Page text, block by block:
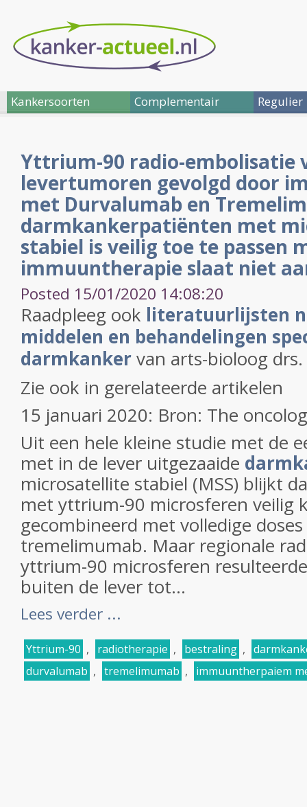
Kankersoorten Complementair Regulier
Yttrium-90 radio-embolisatie
levertumoren gevolgd door
met Durvalumab en
darmkankerpatiënten met
stabiel is veilig toe te passen
immuuntherapie slaat niet
Posted 15/01/2020 14:08:20
Raadpleeg ook literatuurlijsten
middelen en behandelingen
darmkankervan arts-bioloog
Zie ook in gerelateerde artikelen
15 januari 2020: Bron: The
Uit een hele kleine studie met de
met in de lever uitgezaaide
microsatellite stabiel (MSS) blijkt
met yttrium-90 microsferen veilig
gecombineerd met volledige
tremelimumab. Maar regionale
yttrium-90 microsferen
buiten de lever tot...
Lees verder ...
Yttrium-90 , radiotherapie , bestraling ,
durvalumab , tremelimumab , immuuntherpaiem